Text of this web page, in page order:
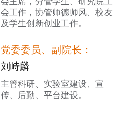
会工作，协管师德师风、校友
及学生创新创业工作。
党委委员、副院长：
刘峙麟
主管科研、实验室建设、宣
传、后勤、平台建设。